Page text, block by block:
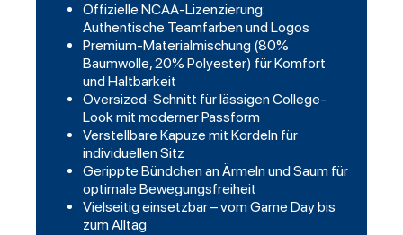
Offizielle NCAA-Lizenzierung:
Authentische Teamfarben und Logos
Premium-Materialmischung (80%
Baumwolle, 20% Polyester) für Komfort
und Haltbarkeit
Oversized-Schnitt für lässigen College-
Look mit moderner Passform
Verstellbare Kapuze mit Kordeln für
individuellen Sitz
Gerippte Bündchen an Ärmeln und Saum für
optimale Bewegungsfreiheit
Vielseitig einsetzbar – vom Game Day bis
zum Alltag